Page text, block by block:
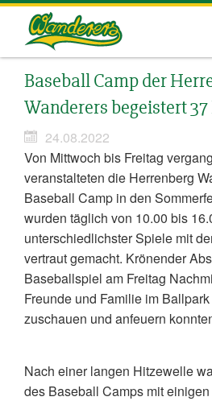
Herrenberg
Wanderers
Baseball Camp der
Wanderers begeistert
24.08.2022
Von Mittwoch bis Freitag
veranstalteten die Herrenberg
Baseball Camp in den
wurden täglich von 10.00 bis
unterschiedlichster Spiele mit
vertraut gemacht. Krönender
Baseballspiel am Freitag
Freunde und Familie im
zuschauen und anfeuern
Nach einer langen Hitzewelle
des Baseball Camps mit